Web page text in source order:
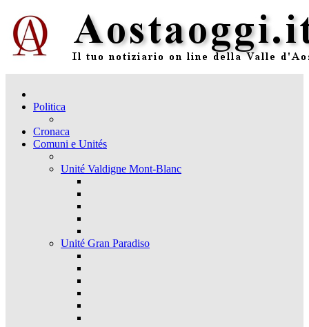
Politica
Cronaca
Comuni e Unités
Unité Valdigne Mont-Blanc
Unité Gran Paradiso